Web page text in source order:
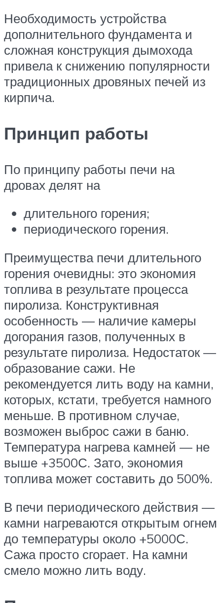
Необходимость устройства
дополнительного фундамента и
сложная конструкция дымохода
привела к снижению популярности
традиционных дровяных печей из
кирпича.
Принцип работы
По принципу работы печи на
дровах делят на
длительного горения;
периодического горения.
Преимущества печи длительного
горения очевидны: это экономия
топлива в результате процесса
пиролиза. Конструктивная
особенность — наличие камеры
догорания газов, полученных в
результате пиролиза. Недостаток —
образование сажи. Не
рекомендуется лить воду на камни,
которых, кстати, требуется намного
меньше. В противном случае,
возможен выброс сажи в баню.
Температура нагрева камней — не
выше +3500С. Зато, экономия
топлива может составить до 500%.
В печи периодического действия —
камни нагреваются открытым огнем
до температуры около +5000С.
Сажа просто сгорает. На камни
смело можно лить воду.